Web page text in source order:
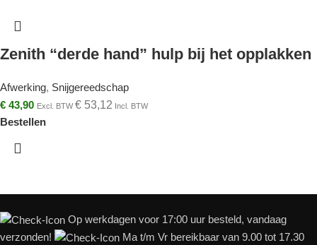
Zenith “derde hand” hulp bij het opplakken
Afwerking, Snijgereedschap
€ 43,90 Excl. BTW€ 53,12 Incl. BTW
Bestellen
Op werkdagen voor 17:00 uur besteld, vandaag
verzonden!
Ma t/m Vr bereikbaar van 9.00 tot 17.30